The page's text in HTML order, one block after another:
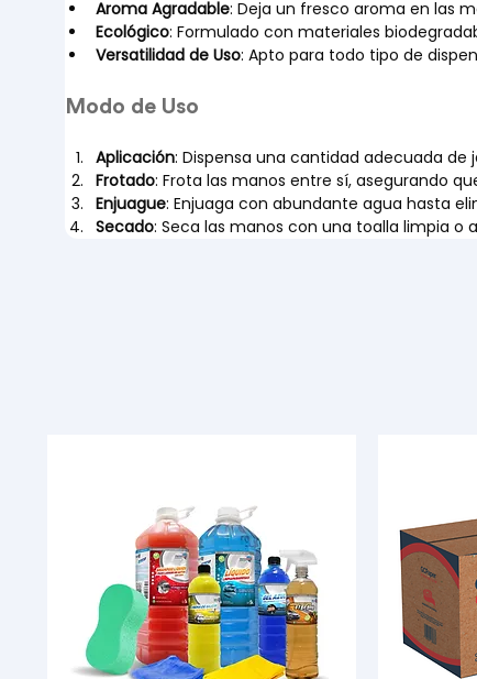
Aroma Agradable: Deja un fresco aroma en las
Ecológico: Formulado con materiales
Versatilidad de Uso: Apto para todo tipo de
Modo de Uso
Aplicación: Dispensa una cantidad adecuada de
Frotado: Frota las manos entre sí, asegurando
Enjuague: Enjuaga con abundante agua hasta
Secado: Seca las manos con una toalla limpia o